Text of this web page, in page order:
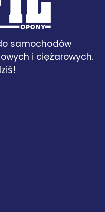
samochodów
i ciężarowych.